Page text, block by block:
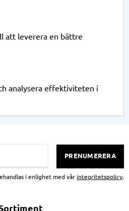
att leverera en bättre
analysera effektiviteten i
PRENUMERERA
i enlighet med vår integritetspolicy.